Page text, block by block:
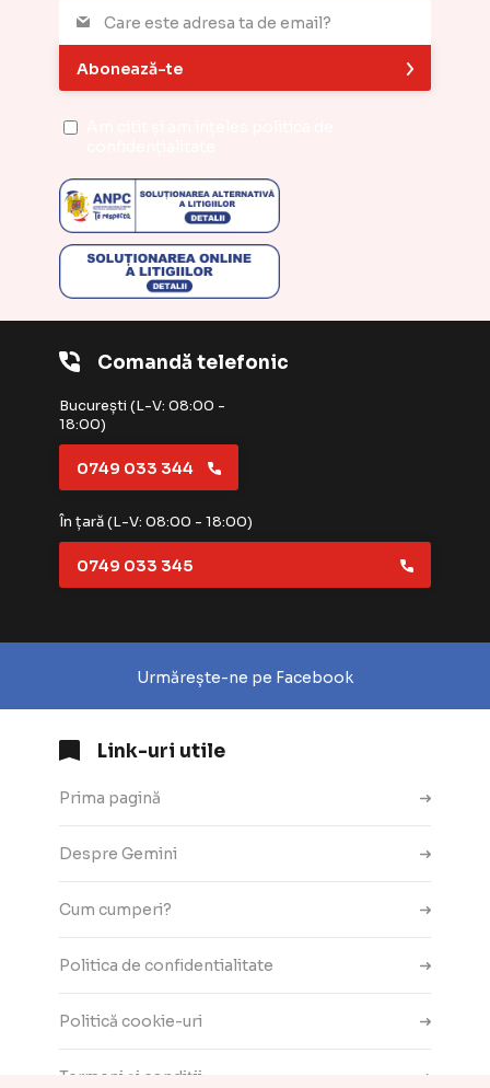
Comandă telefonic
București (L-V: 08:00 -
18:00)
0749 033 344
În țară (L-V: 08:00 - 18:00)
0749 033 345
Urmărește-ne pe Facebook
Link-uri utile
Prima pagină
Despre Gemini
Cum cumperi?
Politica de confidentialitate
Politică cookie-uri
Termeni și condiții
Abonează-te